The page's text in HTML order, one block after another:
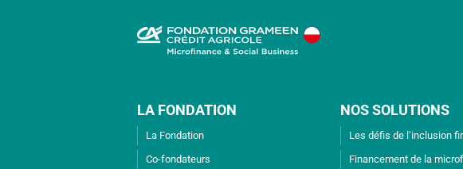
LA FONDATION
La Fondation
Co-fondateurs
NOS SOLUTIONS
Les défis de l’inclusion
Financement de la